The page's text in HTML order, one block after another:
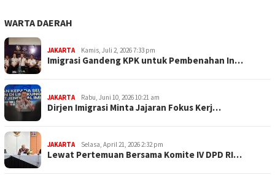
WARTA DAERAH
JAKARTA Kamis, Juli 2, 2026 7:33 pm
Imigrasi Gandeng KPK untuk Pembenahan In…
JAKARTA Rabu, Juni 10, 2026 10:21 am
Dirjen Imigrasi Minta Jajaran Fokus Kerj…
JAKARTA Selasa, April 21, 2026 2:32 pm
Lewat Pertemuan Bersama Komite IV DPD RI…